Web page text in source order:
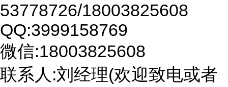
53778726/18003825608
QQ:3999158769
微信:18003825608
联系人:刘经理(欢迎致电或者